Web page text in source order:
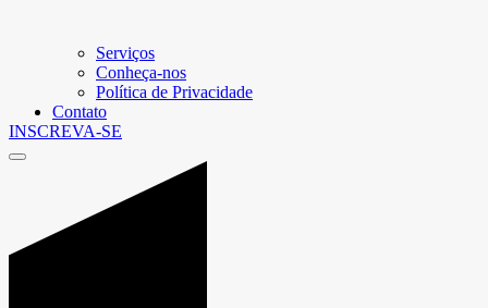
Serviços
Conheça-nos
Política de Privacidade
Contato
INSCREVA-SE